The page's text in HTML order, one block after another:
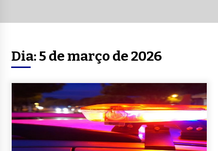
Dia:5 de março de 2026